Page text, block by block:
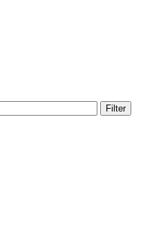
Filter